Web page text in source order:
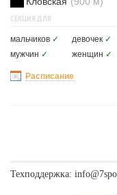
СЕКЦИЯ ДЛЯ
мальчиков ✓ девочек ✓
мужчин ✓ женщин ✓
Расписание
Техподдержка: